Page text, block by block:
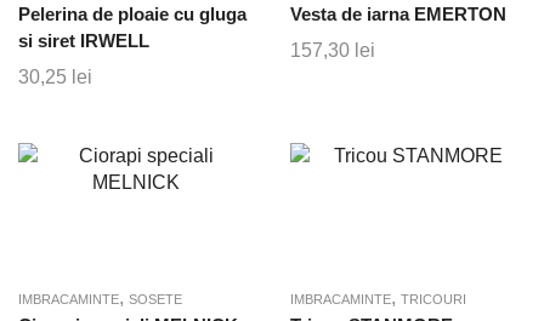
Pelerina de ploaie cu gluga
si siret IRWELL
30,25 lei
Vesta de iarna EMERTON
157,30 lei
IMBRACAMINTE, SOSETE IMBRACAMINTE, TRICOURI